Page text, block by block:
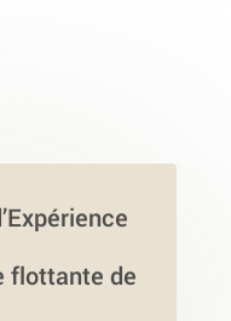
flottante de